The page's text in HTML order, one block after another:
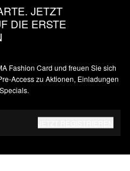
JETZT
DIE ERSTE
Fashion Card und freuen Sie sich
Access zu Aktionen, Einladungen